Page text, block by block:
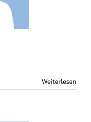
Weiterlesen